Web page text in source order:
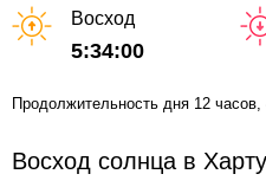
Восход
5:34:00
Продолжительность дня 12 часов,
Восход солнца в